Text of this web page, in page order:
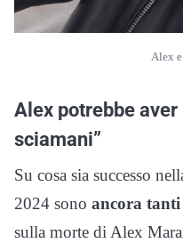
Alex
Alex potrebbe
sciamani”
Su cosa sia successo
2024 sono ancora
sulla morte di Alex